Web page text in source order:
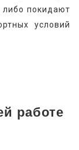
либо покидают
условий
работе